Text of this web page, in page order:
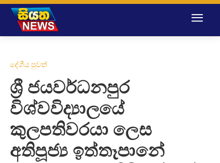
දේශීය පුවත්
ශ්‍රී ජයවර්ධනපුර
විශ්වවිද්‍යාලයේ
කුලපතිවරයා ලෙස
අතිපූජ්‍ය ඉත්තෑපානේ